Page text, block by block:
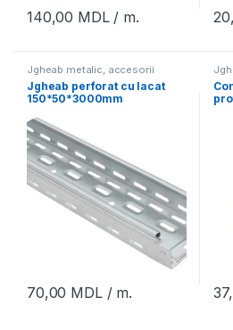
140,00 MDL/ m.
Jgheab metalic, accesorii
Jgheab perforat cu lacat
150*50*3000mm
70,00 MDL/ m.